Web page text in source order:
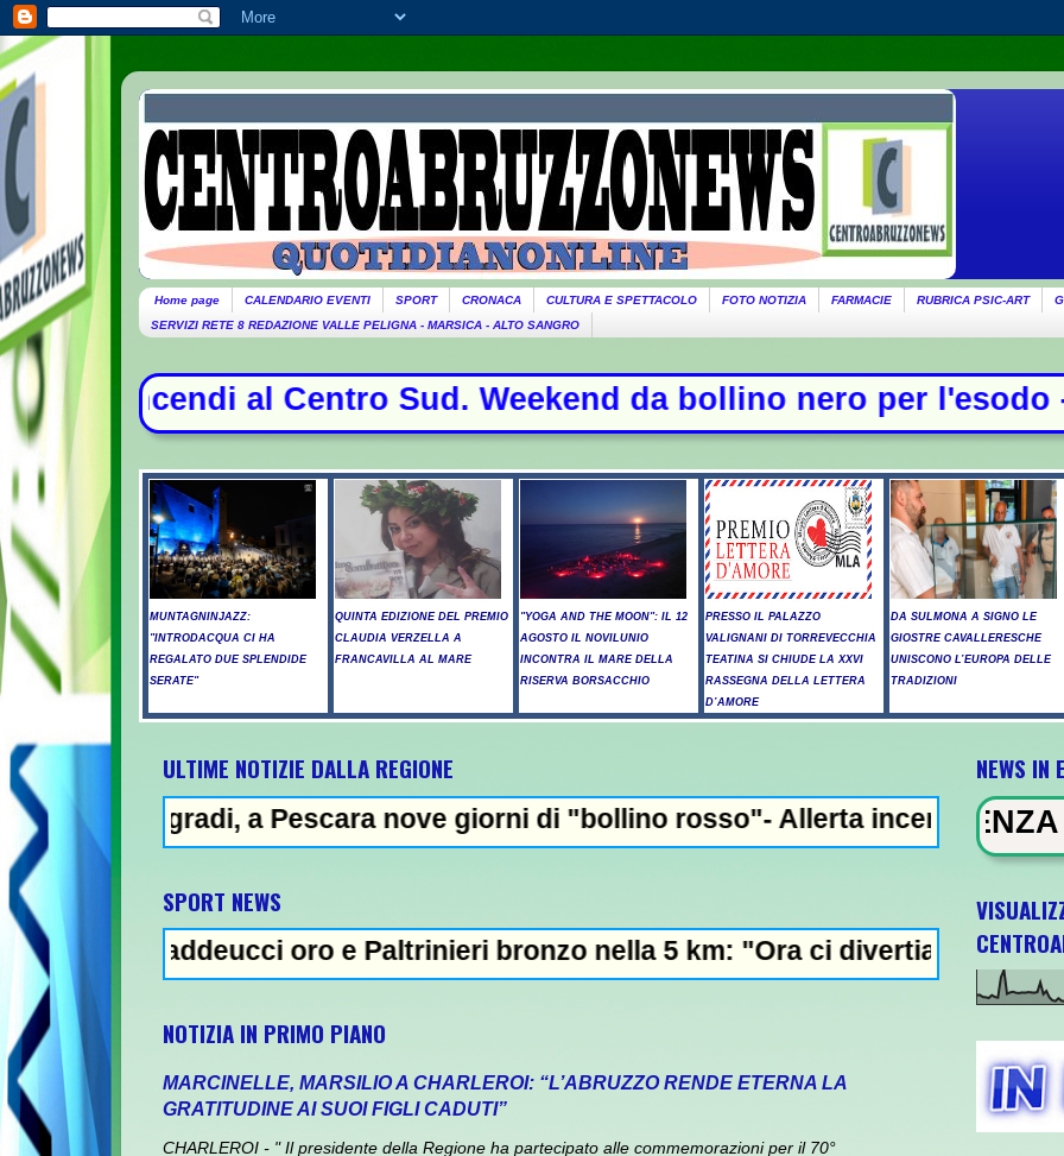
Home page CALENDARIO EVENTI SPORT CRONACA CULTURA E SPETTACOLO FOTO NOTIZIA FARMACIE RUBRICA PSIC-ART
SERVIZI RETE 8 REDAZIONE VALLE PELIGNA - MARSICA - ALTO SANGRO
Sud. Weekend da bollino nero per l'esodo - Il
MUNTAGNINJAZZ:
"INTRODACQUA CI HA
REGALATO DUE SPLENDIDE
SERATE"
QUINTA EDIZIONE DEL PREMIO
CLAUDIA VERZELLA A
FRANCAVILLA AL MARE
"YOGA AND THE MOON": IL 12
AGOSTO IL NOVILUNIO
INCONTRA IL MARE DELLA
RISERVA BORSACCHIO
PRESSO IL PALAZZO
VALIGNANI DI TORREVECCHIA
TEATINA SI CHIUDE LA XXVI
RASSEGNA DELLA LETTERA
D’AMORE
DA SULMONA A SIGNO LE
GIOSTRE CAVALLERESCHE
UNISCONO L’EUROPA DELLE
TRADIZIONI
ULTIME NOTIZIE DALLA REGIONE
a Pescara nove giorni di "bollino rosso"- Allerta incendi in Abruzzo,
SPORT NEWS
oro e Paltrinieri bronzo nella 5 km: "Ora ci divertiamo in staffetta"-
NOTIZIA IN PRIMO PIANO
MARCINELLE, MARSILIO A CHARLEROI: “L’ABRUZZO RENDE ETERNA LA
GRATITUDINE AI SUOI FIGLI CADUTI”
CHARLEROI - " Il presidente della Regione ha partecipato alle commemorazioni per il 70°
NEWS IN
NEWS IN EVIDENZA - Raid